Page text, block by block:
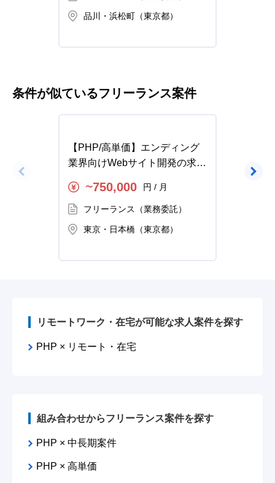
品川・浜松町（東京都）
条件が似ているフリーランス案件
【PHP/高単価】エンディング
業界向けWebサイト開発の求
〜750,000 円 / 月
フリーランス（業務委託）
東京・日本橋（東京都）
ジシ
リモートワーク・在宅が可能な求人案件を探す
PHP × リモート・在宅
組み合わせからフリーランス案件を探す
PHP × 中長期案件
PHP × 高単価